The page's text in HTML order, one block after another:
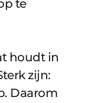
te
houdt in
zijn:
Daarom